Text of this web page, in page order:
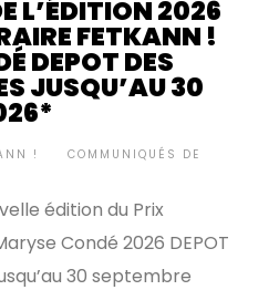
L’ÉDITION 2026
FETKANN !
DEPOT DES
JUSQU’AU 30
!
COMMUNIQUÉS DE
édition du Prix
Condé 2026 DEPOT
30 septembre